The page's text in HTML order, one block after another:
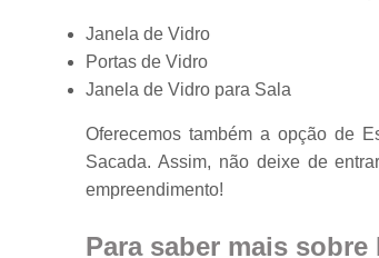
Janela de Vidro
Portas de Vidro
Janela de Vidro para Sala
Oferecemos também a opção de
Sacada. Assim, não deixe de
empreendimento!
Para saber mais